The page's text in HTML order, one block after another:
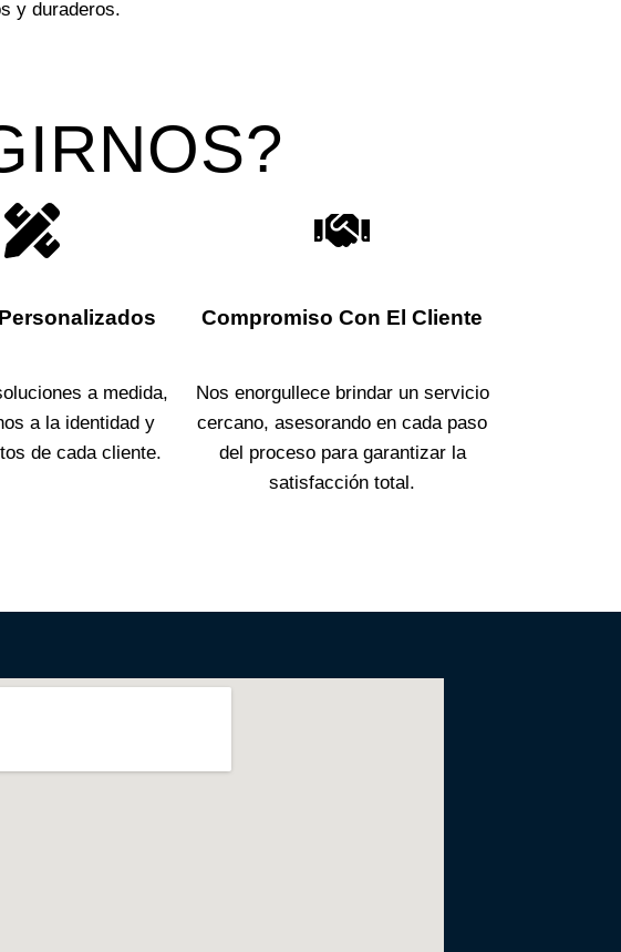
y duraderos.
a medida,
a la identidad y
de cada cliente.
Compromiso Con El Cliente
Nos enorgullece brindar un servicio
cercano, asesorando en cada paso
del proceso para garantizar la
satisfacción total.